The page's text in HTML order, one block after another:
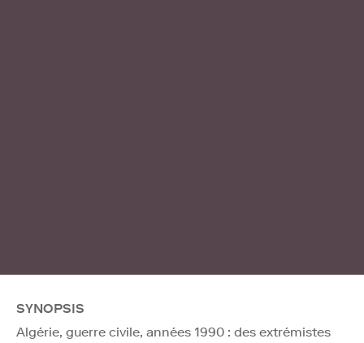
SYNOPSIS
Algérie, guerre civile, années 1990 : des extrémistes